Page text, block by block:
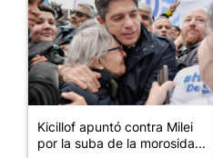
Kicillof apuntó contra Milei
por la suba de la morosida...